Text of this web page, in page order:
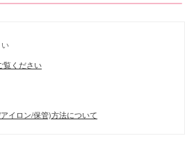
覧ください
イロン/保管)方法について